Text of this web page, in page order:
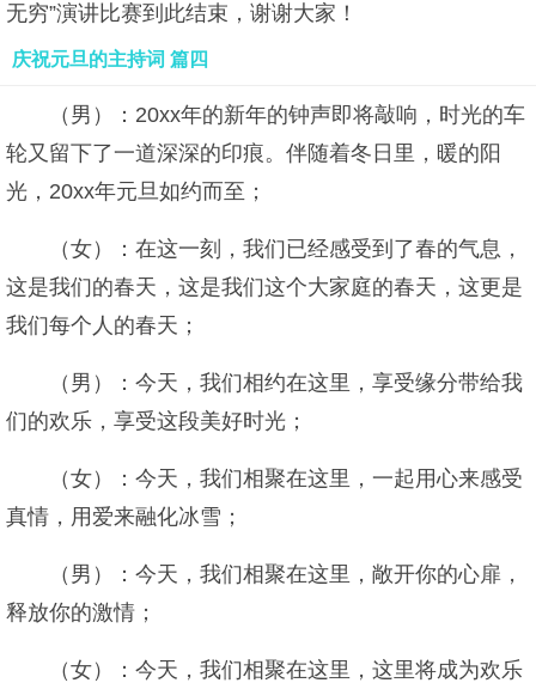
无穷”演讲比赛到此结束，谢谢大家！
庆祝元旦的主持词 篇四
（男）：20xx年的新年的钟声即将敲响，时光的车
轮又留下了一道深深的印痕。伴随着冬日里，暖的阳
光，20xx年元旦如约而至；
（女）：在这一刻，我们已经感受到了春的气息，
这是我们的春天，这是我们这个大家庭的春天，这更是
我们每个人的春天；
（男）：今天，我们相约在这里，享受缘分带给我
们的欢乐，享受这段美好时光；
（女）：今天，我们相聚在这里，一起用心来感受
真情，用爱来融化冰雪；
（男）：今天，我们相聚在这里，敞开你的心扉，
释放你的激情；
（女）：今天，我们相聚在这里，这里将成为欢乐